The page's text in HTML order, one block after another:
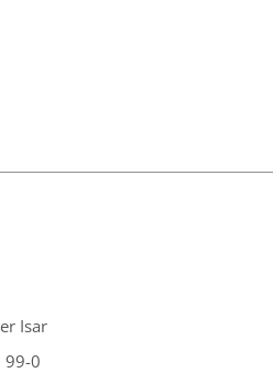
Isar
99-0